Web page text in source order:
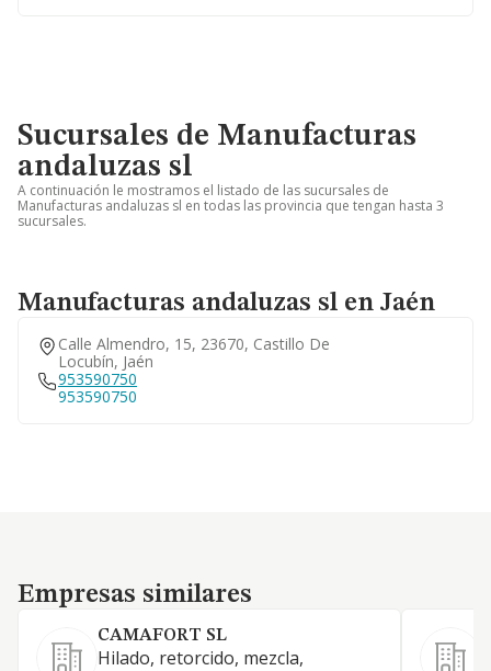
Sucursales de Manufacturas
andaluzas sl
A continuación le mostramos el listado de las sucursales de
Manufacturas andaluzas sl en todas las provincia que tengan hasta 3
sucursales.
Manufacturas andaluzas sl en Jaén
Calle Almendro, 15, 23670, Castillo De
Locubín, Jaén
953590750
953590750
Empresas similares
Empresas similares
CAMAFORT SL
Hilado, retorcido, mezcla,